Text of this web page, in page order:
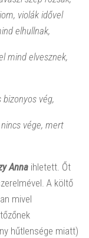
violák idővel
elhullnak,
mind elvesznek,
vég,
vége, mert
Anna ihletett. Őt
A költő
mivel
hűtlensége miatt)